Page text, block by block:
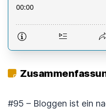
#95 – Bloggen ist ein